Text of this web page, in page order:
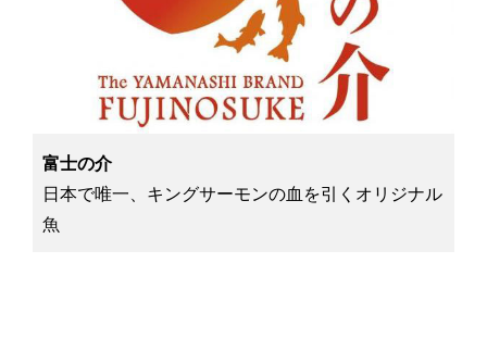
富士の介
日本で唯一、キングサーモンの血を引くオリジナル
魚